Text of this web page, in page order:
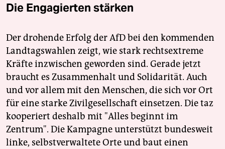
Die Engagierten stärken
Der drohende Erfolg der AfD bei den kommenden
Landtagswahlen zeigt, wie stark rechtsextreme
Kräfte inzwischen geworden sind. Gerade jetzt
braucht es Zusammenhalt und Solidarität. Auch
und vor allem mit den Menschen, die sich vor Ort
für eine starke Zivilgesellschaft einsetzen. Die taz
kooperiert deshalb mit "Alles beginnt im
Zentrum". Die Kampagne unterstützt bundesweit
linke, selbstverwaltete Orte und baut einen